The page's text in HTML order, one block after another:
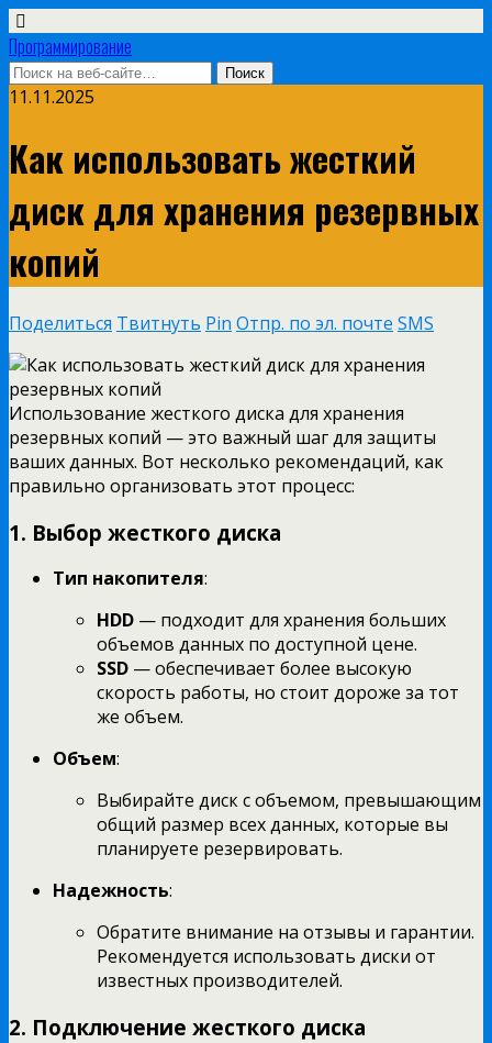
Программирование
11.11.2025
Как использовать жесткий
диск для хранения резервных
копий
Поделиться Твитнуть Pin Отпр. по эл. почте SMS
Использование жесткого диска для хранения
резервных копий — это важный шаг для защиты
ваших данных. Вот несколько рекомендаций, как
правильно организовать этот процесс:
1. Выбор жесткого диска
Тип накопителя:
HDD — подходит для хранения больших
объемов данных по доступной цене.
SSD — обеспечивает более высокую
скорость работы, но стоит дороже за тот
же объем.
Объем:
Выбирайте диск с объемом, превышающим
общий размер всех данных, которые вы
планируете резервировать.
Надежность:
Обратите внимание на отзывы и гарантии.
Рекомендуется использовать диски от
известных производителей.
2. Подключение жесткого диска